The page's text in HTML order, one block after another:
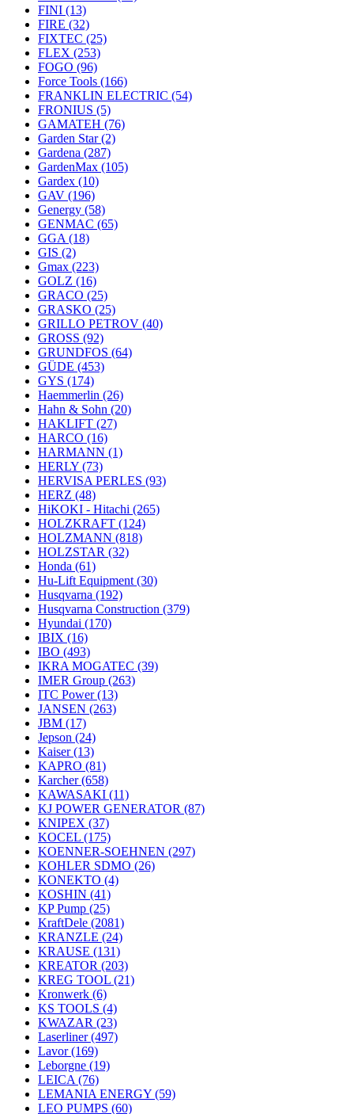
FINI (13)
FIRE (32)
FIXTEC (25)
FLEX (253)
FOGO (96)
Force Tools (166)
FRANKLIN ELECTRIC (54)
FRONIUS (5)
GAMATEH (76)
Garden Star(2)
Gardena (287)
GardenMax (105)
Gardex (10)
GAV (196)
Genergy (58)
GENMAC (65)
GGA (18)
GIS (2)
Gmax (223)
GOLZ (16)
GRACO (25)
GRASKO (25)
GRILLO PETROV (40)
GROSS (92)
GRUNDFOS (64)
GÜDE (453)
GYS (174)
Haemmerlin (26)
Hahn & Sohn (20)
HAKLIFT (27)
HARCO (16)
HARMANN (1)
HERLY (73)
HERVISA PERLES (93)
HERZ (48)
HiKOKI - Hitachi (265)
HOLZKRAFT (124)
HOLZMANN (818)
HOLZSTAR (32)
Honda (61)
Hu-Lift Equipment (30)
Husqvarna (192)
Husqvarna Construction (379)
Hyundai (170)
IBIX (16)
IBO (493)
IKRA MOGATEC (39)
IMER Group (263)
ITC Power(13)
JANSEN (263)
JBM (17)
Jepson (24)
Kaiser(13)
KAPRO (81)
Karcher(658)
KAWASAKI (11)
KJ POWER GENERATOR (87)
KNIPEX (37)
KOCEL (175)
KOENNER-SOEHNEN (297)
KOHLER SDMO (26)
KONEKTO (4)
KOSHIN (41)
KP Pump (25)
KraftDele (2081)
KRANZLE (24)
KRAUSE (131)
KREATOR (203)
KREG TOOL (21)
Kronwerk (6)
KS TOOLS (4)
KWAZAR (23)
Laserliner(497)
Lavor(169)
Leborgne (19)
LEICA (76)
LEMANIA ENERGY (59)
LEO PUMPS (60)